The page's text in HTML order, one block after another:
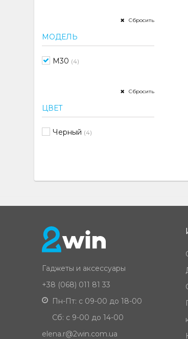
Сбросить
МОДЕЛЬ
M30 (4)
Сбросить
ЦВЕТ
Черный (4)
Гаджеты и аксессуары
+38 (068) 011 81 33
Пн-Пт: с 09-00 до 18-00
Сб: с 9-00 до 14-00
elena.r@2win.com.ua